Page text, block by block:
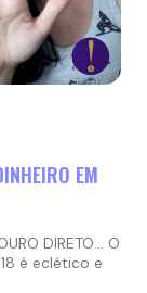
EM
DIRETO… O
é eclético e